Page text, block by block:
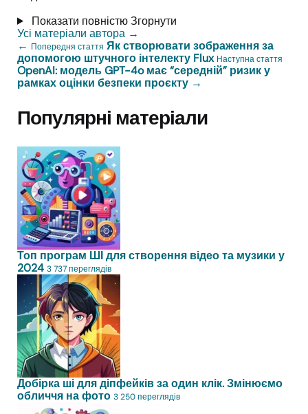
Показати повністюЗгорнути
Усі матеріали автора →
← Попередня стаття Як створювати зображення за
допомогою штучного інтелекту Flux Наступна стаття
OpenAI: модель GPT-4o має “середній” ризик у
рамках оцінки безпеки проєкту →
Популярні матеріали
Топ програм ШІ для створення відео та музики у
2024 3 737 переглядів
Добірка ші для діпфейків за один клік. Змінюємо
обличчя на фото 3 250 переглядів